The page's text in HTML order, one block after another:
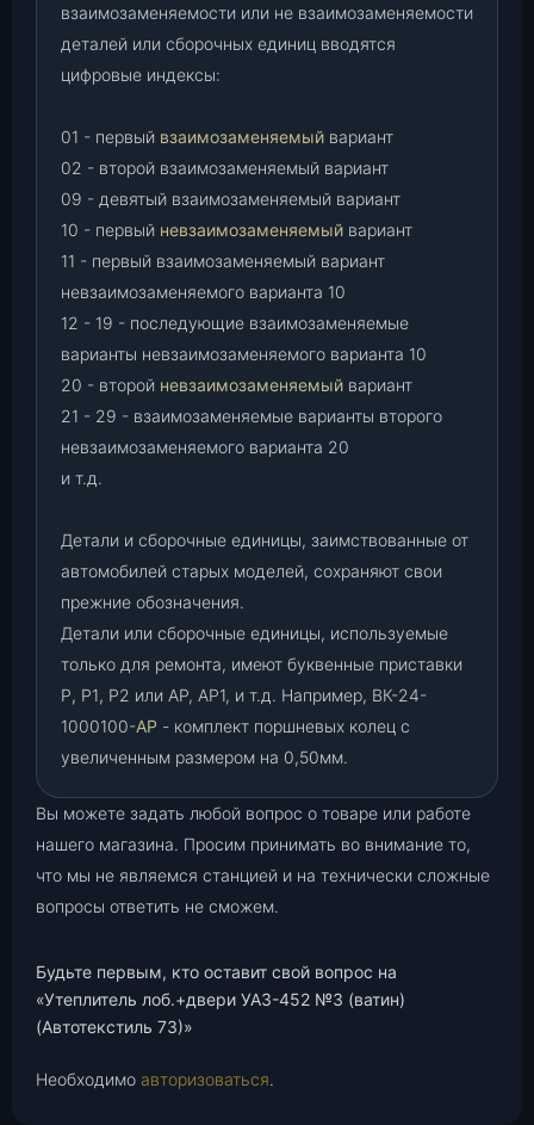
взаимозаменяемости или не взаимозаменяемости
деталей или сборочных единиц вводятся
цифровые индексы:
01 - первый взаимозаменяемый вариант
02 - второй взаимозаменяемый вариант
09 - девятый взаимозаменяемый вариант
10 - первый невзаимозаменяемый вариант
11 - первый взаимозаменяемый вариант
невзаимозаменяемого варианта 10
12 - 19 - последующие взаимозаменяемые
варианты невзаимозаменяемого варианта 10
20 - второй невзаимозаменяемый вариант
21 - 29 - взаимозаменяемые варианты второго
невзаимозаменяемого варианта 20
и т.д.
Детали и сборочные единицы, заимствованные от
автомобилей старых моделей, сохраняют свои
прежние обозначения.
Детали или сборочные единицы, используемые
только для ремонта, имеют буквенные приставки
Р, Р1, Р2 или АР, АР1, и т.д. Например, ВК-24-
1000100-АР - комплект поршневых колец с
увеличенным размером на 0,50мм.
Вы можете задать любой вопрос о товаре или работе
нашего магазина. Просим принимать во внимание то,
что мы не являемся станцией и на технически сложные
вопросы ответить не сможем.
Будьте первым, кто оставит свой вопрос на
«Утеплитель лоб.+двери УАЗ-452 №3 (ватин)
(Автотекстиль 73)»
Необходимо авторизоваться.